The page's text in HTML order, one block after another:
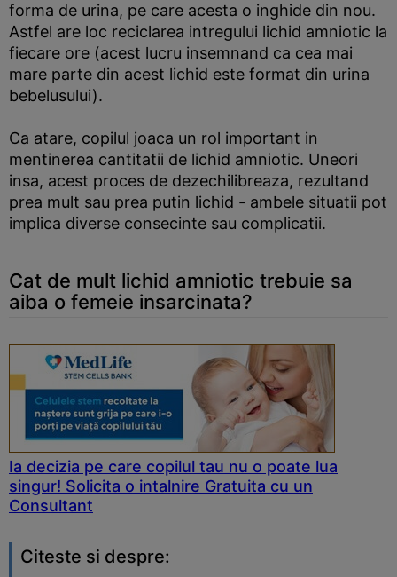
forma de urina, pe care acesta o inghide din nou.
Astfel are loc reciclarea intregului lichid amniotic la
fiecare ore (acest lucru insemnand ca cea mai
mare parte din acest lichid este format din urina
bebelusului).
Ca atare, copilul joaca un rol important in
mentinerea cantitatii de lichid amniotic. Uneori
insa, acest proces de dezechilibreaza, rezultand
prea mult sau prea putin lichid - ambele situatii pot
implica diverse consecinte sau complicatii.
Cat de mult lichid amniotic trebuie sa
aiba o femeie insarcinata?
Ia decizia pe care copilul tau nu o poate lua
singur! Solicita o intalnire Gratuita cu un
Consultant
Citeste si despre: